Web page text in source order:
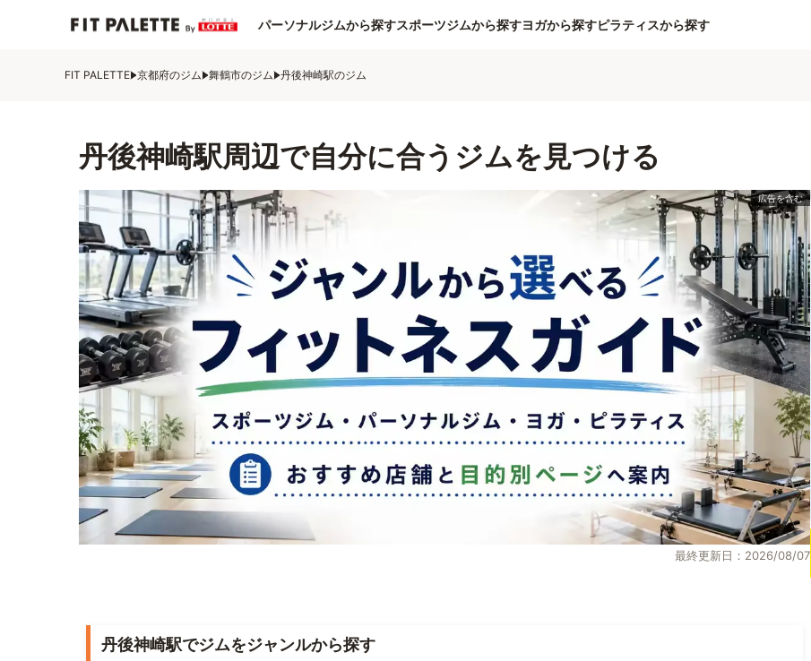
パーソナルジムから探すスポーツジムから探すヨガから探すピラティスから探す
FIT PALETTE 京都府のジム 舞鶴市のジム 丹後神崎駅のジム
丹後神崎駅周辺で自分に合うジムを見つける
最終更新日：2026/08/07
丹後神崎駅でジムをジャンルから探す